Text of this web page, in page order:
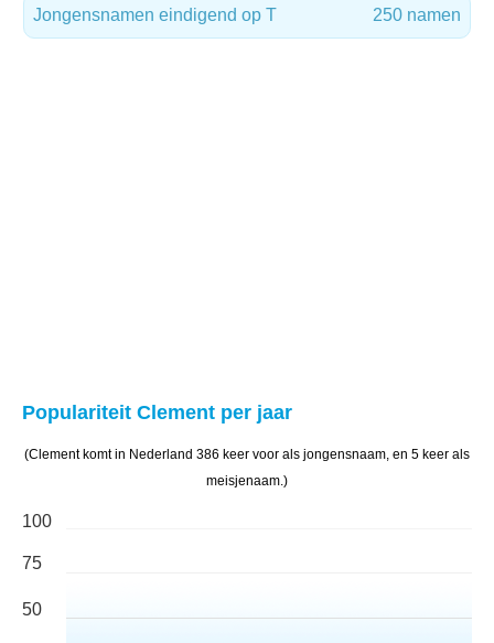
Jongensnamen eindigend op T 250 namen
Populariteit Clement per jaar
(Clement komt in Nederland 386 keer voor als jongensnaam, en 5 keer als
meisjenaam.)
100
75
50